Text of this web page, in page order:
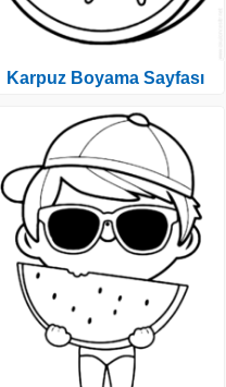
Karpuz Boyama Sayfası